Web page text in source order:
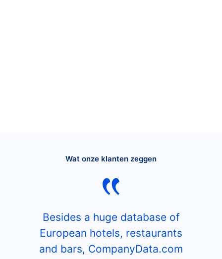
Besides a huge database of
European hotels, restaurants